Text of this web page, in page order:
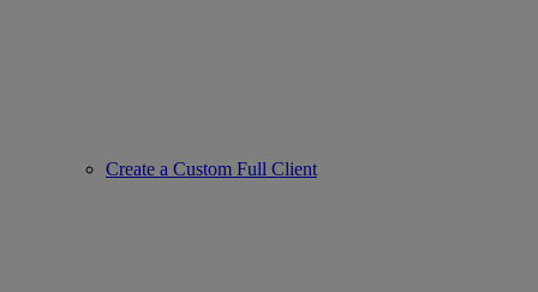
Create a Custom Full Client